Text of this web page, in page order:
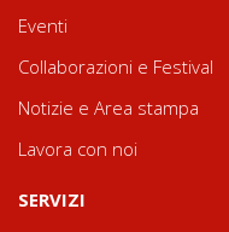
Eventi
Collaborazioni e Festival
Notizie e Area stampa
Lavora con noi
SERVIZI